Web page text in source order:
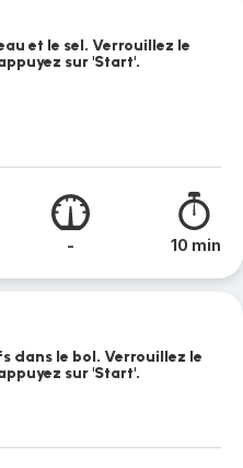
et le sel. Verrouillez le
sur 'Start'.
- 10 min
dans le bol. Verrouillez le
sur 'Start'.